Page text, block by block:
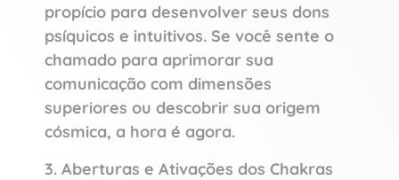
propício para desenvolver seus dons
psíquicos e intuitivos. Se você sente o
chamado para aprimorar sua
comunicação com dimensões
superiores ou descobrir sua origem
cósmica, a hora é agora.
3. Aberturas e Ativações dos Chakras